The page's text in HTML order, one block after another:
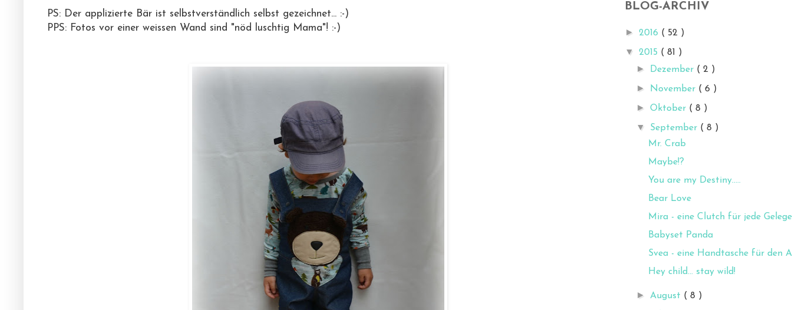
PS: Der applizierte Bär ist selbstverständlich selbst gezeichnet... :-)
PPS: Fotos vor einer weissen Wand sind "nöd luschtig Mama"! :-)
BLOG-ARCHIV
► 2016 ( 52 )
▼ 2015 ( 81 )
► Dezember ( 2 )
► November ( 6 )
►Oktober ( 8 )
▼ September ( 8 )
Mr. Crab
Maybe!?
You are my Destiny.....
Bear Love
Mira - eine Clutch für jede
Babyset Panda
Svea - eine Handtasche für den
Hey child... stay wild!
► August ( 8 )